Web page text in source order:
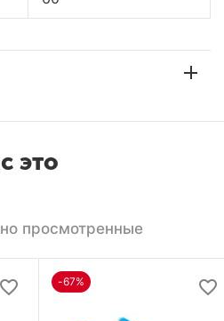
это
просмотренные
-67%